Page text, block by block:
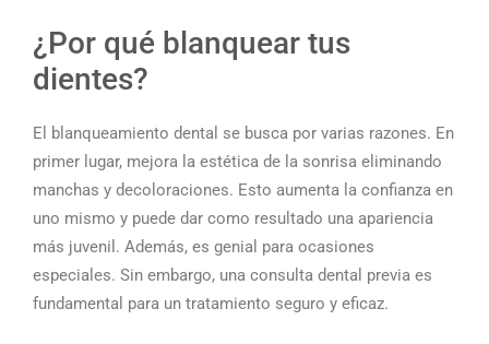
¿Por qué blanquear tus
dientes?
El blanqueamiento dental se busca por varias razones. En
primer lugar, mejora la estética de la sonrisa eliminando
manchas y decoloraciones. Esto aumenta la confianza en
uno mismo y puede dar como resultado una apariencia
más juvenil. Además, es genial para ocasiones
especiales. Sin embargo, una consulta dental previa es
fundamental para un tratamiento seguro y eficaz.